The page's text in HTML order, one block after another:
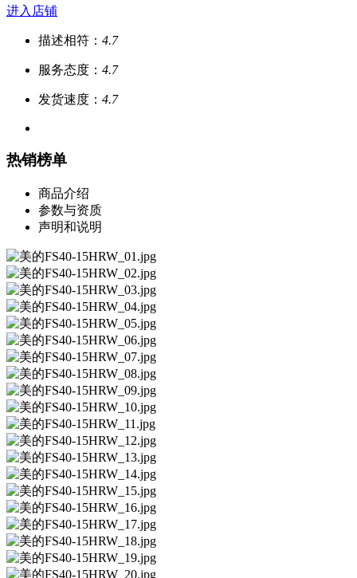
进入店铺
描述相符： 4.7
服务态度： 4.7
发货速度： 4.7
热销榜单
商品介绍
参数与资质
声明和说明